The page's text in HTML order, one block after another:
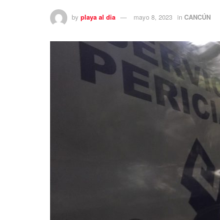
by playa al dia mayo 8, 2023 in CANCÚN